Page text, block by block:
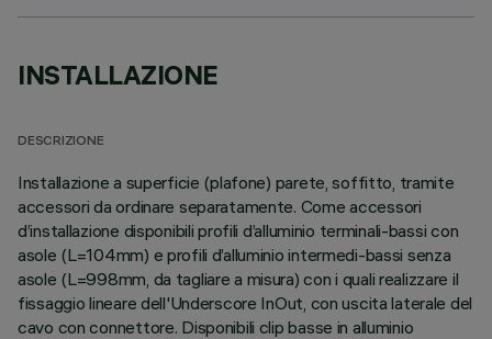
INSTALLAZIONE
DESCRIZIONE
Installazione a superficie (plafone) parete, soffitto, tramite
accessori da ordinare separatamente. Come accessori
d’installazione disponibili profili d’alluminio terminali-bassi con
asole (L=104mm) e profili d’alluminio intermedi-bassi senza
asole (L=998mm, da tagliare a misura) con i quali realizzare il
fissaggio lineare dell'Underscore InOut, con uscita laterale del
cavo con connettore. Disponibili clip basse in alluminio